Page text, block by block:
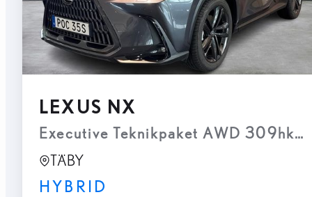
LEXUS NX
Executive Teknikpaket AWD 309hk
TÄBY
HYBRID